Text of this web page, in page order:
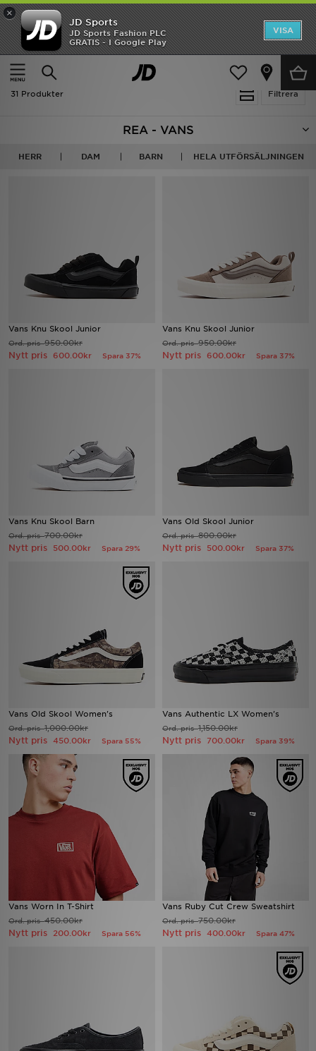
×
JD Sports
JD Sports Fashion PLC
GRATIS - I Google Play
VISA
Ny termin, ny stil Essentials för skolstarten
Hem
Utförsäljning | Vans
Filtrera
31 Produkter
REA - VANS
HERR DAM BARN HELA UTFÖRSÄLJNINGEN
Vans Knu Skool Junior
Ord. pris950.00kr
Nytt pris 600.00kr Spara 37%
Vans Knu Skool Junior
Ord. pris950.00kr
Nytt pris 600.00kr Spara 37%
Vans Knu Skool Barn
Ord. pris700.00kr
Nytt pris 500.00kr Spara 29%
Vans Old Skool Junior
Ord. pris800.00kr
Nytt pris 500.00kr Spara 37%
Vans Old Skool Women's
Ord. pris1,000.00kr
Nytt pris 450.00kr Spara 55%
Vans Authentic LX Women's
Ord. pris1,150.00kr
Nytt pris 700.00kr Spara 39%
Vans Worn In T-Shirt
Ord. pris450.00kr
Nytt pris 200.00kr Spara 56%
Vans Ruby Cut Crew Sweatshirt
Ord. pris750.00kr
Nytt pris 400.00kr Spara 47%
Hem
Rea
Dam
Sport
Ladda ner appen